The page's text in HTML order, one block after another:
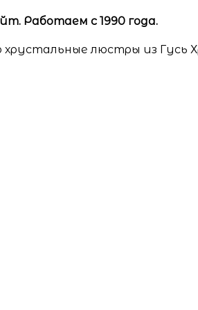
Работаем с 1990 года.
люстры из Гусь